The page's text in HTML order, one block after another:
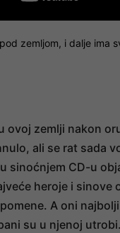
zemljom, i dalje
ovoj zemlji nakon
ali se rat sada
sinoćnjem CD-u
heroje i
A oni
su u njenoj